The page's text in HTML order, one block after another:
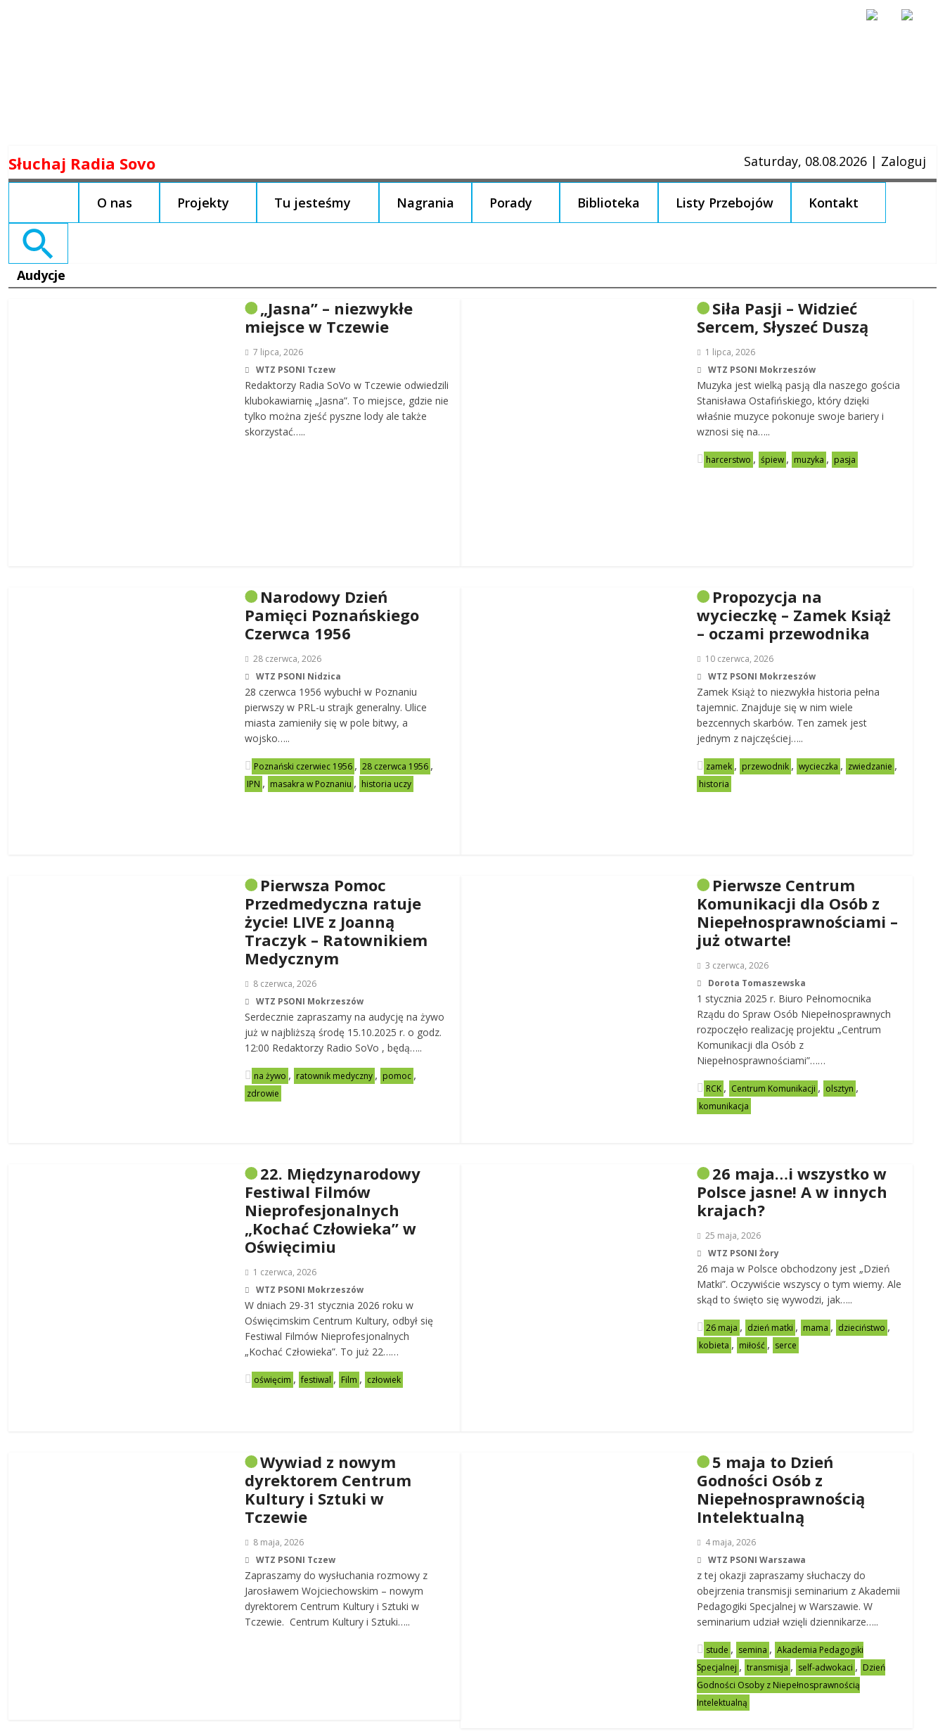
to
Słuchaj Radia Sovo Saturday, 08.08.2026 | Zaloguj
O nas Projekty Tu jesteśmy Nagrania Porady Biblioteka Listy Przebojów Kontakt
Search
Audycje
„Jasna” – niezwykłe
miejsce w Tczewie
7 lipca, 2026
WTZ PSONI Tczew
Redaktorzy Radia SoVo w Tczewie odwiedzili
klubokawiarnię „Jasna”. To miejsce, gdzie nie
tylko można zjeść pyszne lody ale także
skorzystać…..
Siła Pasji – Widzieć
Sercem, Słyszeć Duszą
1 lipca, 2026
WTZ PSONI Mokrzeszów
Muzyka jest wielką pasją dla naszego gościa
Stanisława Ostafińskiego, który dzięki
właśnie muzyce pokonuje swoje bariery i
wznosi się na…..
harcerstwo , śpiew , muzyka , pasja
Narodowy Dzień
Pamięci Poznańskiego
Czerwca 1956
28 czerwca, 2026
WTZ PSONI Nidzica
28 czerwca 1956 wybuchł w Poznaniu
pierwszy w PRL-u strajk generalny. Ulice
miasta zamieniły się w pole bitwy, a
wojsko…..
Poznański czerwiec 1956 , 28 czerwca 1956 ,
IPN , masakra w Poznaniu , historia uczy
Propozycja na
wycieczkę – Zamek Książ
– oczami przewodnika
10 czerwca, 2026
WTZ PSONI Mokrzeszów
Zamek Książ to niezwykła historia pełna
tajemnic. Znajduje się w nim wiele
bezcennych skarbów. Ten zamek jest
jednym z najczęściej…..
zamek , przewodnik , wycieczka , zwiedzanie ,
historia
Pierwsza Pomoc
Przedmedyczna ratuje
życie! LIVE z Joanną
Traczyk – Ratownikiem
Medycznym
8 czerwca, 2026
WTZ PSONI Mokrzeszów
Serdecznie zapraszamy na audycję na żywo
już w najbliższą środę 15.10.2025 r. o godz.
12:00 Redaktorzy Radio SoVo , będą…..
na żywo , ratownik medyczny , pomoc ,
zdrowie
Pierwsze Centrum
Komunikacji dla Osób z
Niepełnosprawnościami –
już otwarte!
3 czerwca, 2026
Dorota Tomaszewska
1 stycznia 2025 r. Biuro Pełnomocnika
Rządu do Spraw Osób Niepełnosprawnych
rozpoczęło realizację projektu „Centrum
Komunikacji dla Osób z
Niepełnosprawnościami”……
RCK , Centrum Komunikacji , olsztyn ,
komunikacja
22. Międzynarodowy
Festiwal Filmów
Nieprofesjonalnych
„Kochać Człowieka” w
Oświęcimiu
1 czerwca, 2026
WTZ PSONI Mokrzeszów
W dniach 29-31 stycznia 2026 roku w
Oświęcimskim Centrum Kultury, odbył się
Festiwal Filmów Nieprofesjonalnych
„Kochać Człowieka”. To już 22……
oświęcim , festiwal , Film , człowiek
26 maja…i wszystko w
Polsce jasne! A w innych
krajach?
25 maja, 2026
WTZ PSONI Żory
26 maja w Polsce obchodzony jest „Dzień
Matki”. Oczywiście wszyscy o tym wiemy. Ale
skąd to święto się wywodzi, jak…..
26 maja , dzień matki , mama , dzieciństwo ,
kobieta , miłość , serce
Wywiad z nowym
dyrektorem Centrum
Kultury i Sztuki w
Tczewie
8 maja, 2026
WTZ PSONI Tczew
Zapraszamy do wysłuchania rozmowy z
Jarosławem Wojciechowskim – nowym
dyrektorem Centrum Kultury i Sztuki w
Tczewie. Centrum Kultury i Sztuki…..
5 maja to Dzień
Godności Osób z
Niepełnosprawnością
Intelektualną
4 maja, 2026
WTZ PSONI Warszawa
z tej okazji zapraszamy słuchaczy do
obejrzenia transmisji seminarium z Akademii
Pedagogiki Specjalnej w Warszawie. W
seminarium udział wzięli dziennikarze…..
stude , semina , Akademia Pedagogiki
Specjalnej , transmisja , self-adwokaci , Dzień
Godności Osoby z Niepełnosprawnością
Intelektualną